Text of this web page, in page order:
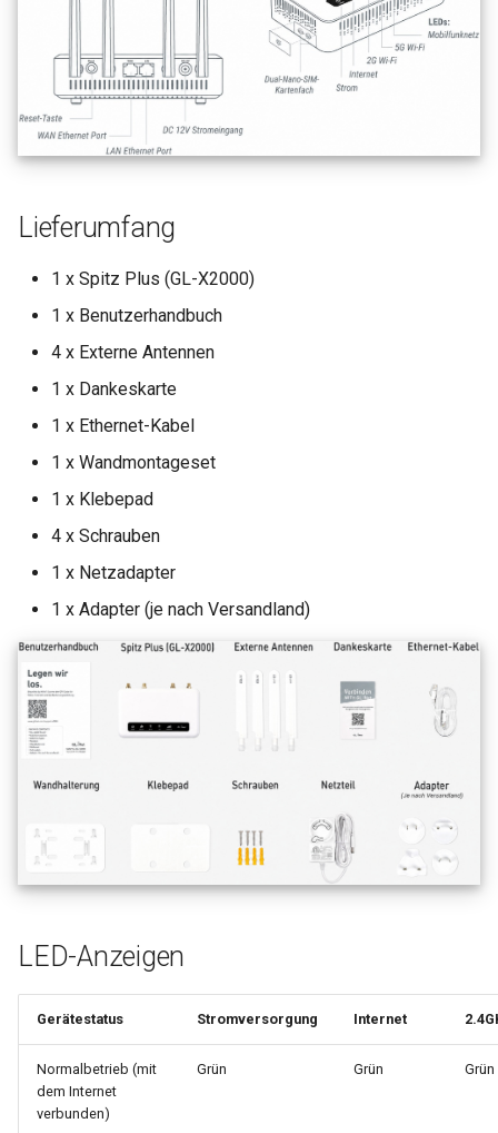
Lieferumfang
1 x Spitz Plus (GL-X2000)
1 x Benutzerhandbuch
4 x Externe Antennen
1 x Dankeskarte
1 x Ethernet-Kabel
1 x Wandmontageset
1 x Klebepad
4 x Schrauben
1 x Netzadapter
1 x Adapter (je nach Versandland)
LED-Anzeigen
Gerätestatus Stromversorgung Internet
Normalbetrieb (mit
dem Internet
verbunden)
Grün Grün Grün